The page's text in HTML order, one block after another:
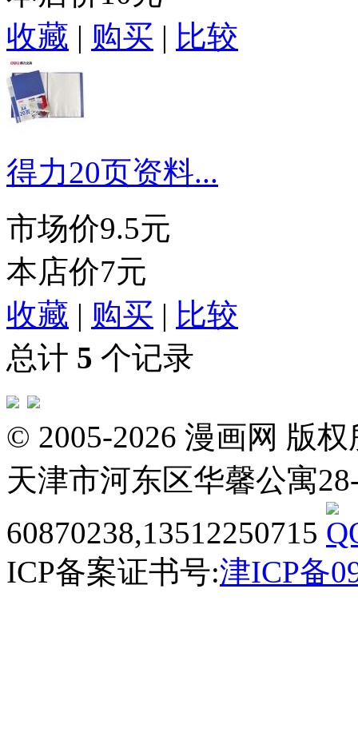
收藏 | 购买 | 比较
得力20页资料...
市场价9.5元
本店价7元
收藏 | 购买 | 比较
总计 5 个记录
© 2005-2026 漫画网 版
天津市河东区华馨公寓
60870238,13512250715
ICP备案证书号:津ICP备